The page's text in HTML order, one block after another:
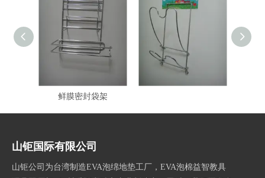
鲜膜密封袋架
山钜国际有限公司
山钜公司为台湾制造EVA泡绵地垫工厂，EVA泡棉益智教具